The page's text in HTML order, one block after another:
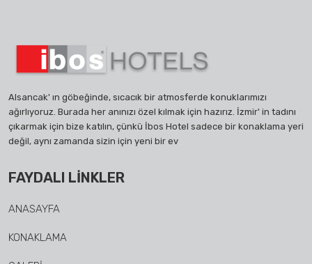
Alsancak' ın göbeğinde, sıcacık bir atmosferde konuklarımızı
ağırlıyoruz. Burada her anınızı özel kılmak için hazırız. İzmir' in tadını
çıkarmak için bize katılın, çünkü İbos Hotel sadece bir konaklama yeri
değil, aynı zamanda sizin için yeni bir ev
FAYDALI LINKLER
ANASAYFA
KONAKLAMA